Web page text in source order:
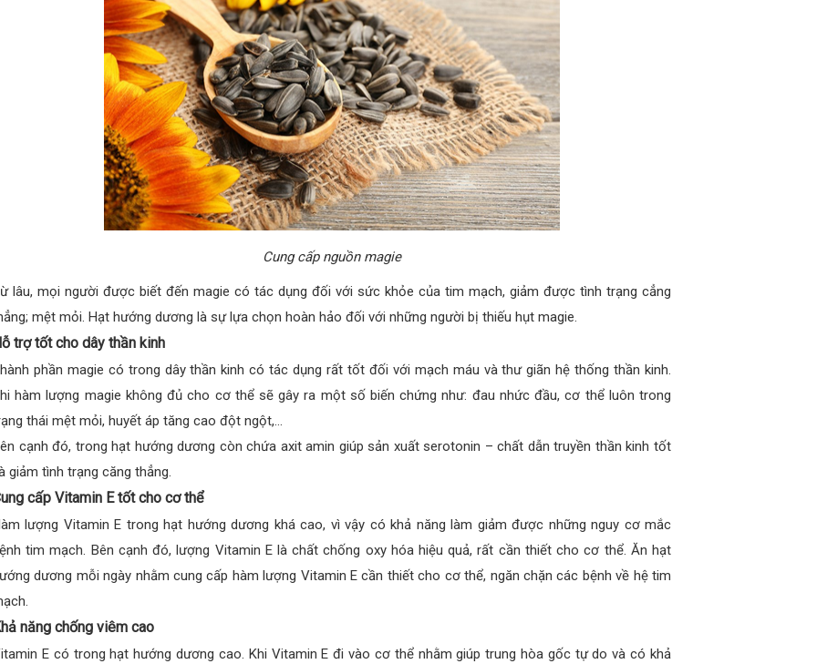
Cung cấp nguồn magie
lâu, mọi người được biết đến magie có tác dụng đối với sức khỏe của tim mạch, giảm được tình trạng cẳng
mệt mỏi. Hạt hướng dương là sự lựa chọn hoàn hảo đối với những người bị thiếu hụt magie.
trợ tốt cho dây thần kinh
phần magie có trong dây thần kinh có tác dụng rất tốt đối với mạch máu và thư giãn hệ thống thần kinh.
hàm lượng magie không đủ cho cơ thể sẽ gây ra một số biến chứng như: đau nhức đầu, cơ thể luôn trong
thái mệt mỏi, huyết áp tăng cao đột ngột,…
cạnh đó, trong hạt hướng dương còn chứa axit amin giúp sản xuất serotonin – chất dẫn truyền thần kinh tốt
giảm tình trạng căng thẳng.
cấp Vitamin E tốt cho cơ thể
lượng Vitamin E trong hạt hướng dương khá cao, vì vậy có khả năng làm giảm được những nguy cơ mắc
tim mạch. Bên cạnh đó, lượng Vitamin E là chất chống oxy hóa hiệu quả, rất cần thiết cho cơ thể. Ăn hạt
dương mỗi ngày nhằm cung cấp hàm lượng Vitamin E cần thiết cho cơ thể, ngăn chặn các bệnh về hệ tim
năng chống viêm cao
E có trong hạt hướng dương cao. Khi Vitamin E đi vào cơ thể nhằm giúp trung hòa gốc tự do và có khả